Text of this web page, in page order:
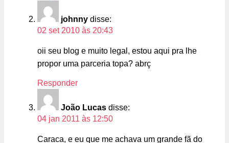
johnny disse:
02 set 2010 às 20:43
oii seu blog e muito legal, estou aqui pra lhe
propor uma parceria topa? abrç
Responder
João Lucas disse:
04 jan 2011 às 12:50
Caraca, e eu que me achava um grande fã do